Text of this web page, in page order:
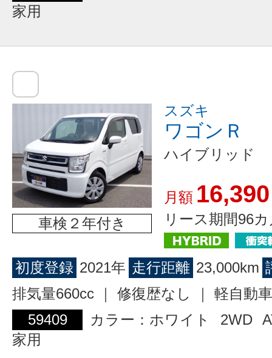
家用
車検２年付き
スズキ
ワゴンＲ
ハイブリッド
月額 16,390
リース期間96
初度登録 2021年 走行距離 23,000km
排気量660cc ｜ 修復歴なし ｜ 軽自動車
59409
カラー：ホワイト 2WD
家用